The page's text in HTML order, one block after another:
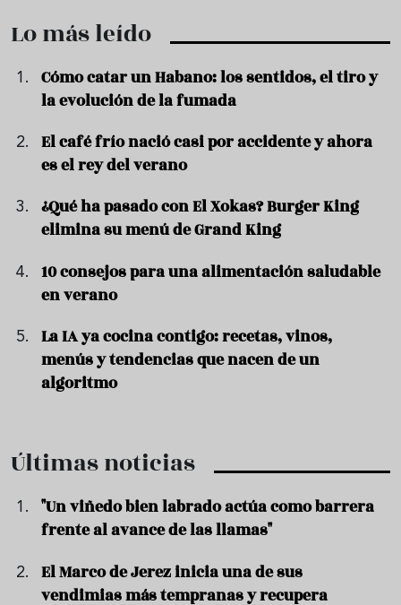
Lo más leído
Cómo catar un Habano: los sentidos, el tiro y
la evolución de la fumada
El café frío nació casi por accidente y ahora
es el rey del verano
¿Qué ha pasado con El Xokas? Burger King
elimina su menú de Grand King
10 consejos para una alimentación saludable
en verano
La IA ya cocina contigo: recetas, vinos,
menús y tendencias que nacen de un
algoritmo
Últimas noticias
"Un viñedo bien labrado actúa como barrera
frente al avance de las llamas"
El Marco de Jerez inicia una de sus
vendimias más tempranas y recupera